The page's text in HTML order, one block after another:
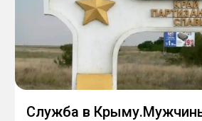
Служба в